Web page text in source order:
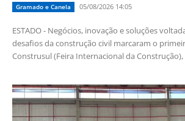
Gramado e Canela 05/08/2026 14:05
ESTADO - Negócios, inovação e soluções
desafios da construção civil marcaram o
Construsul (Feira Internacional da